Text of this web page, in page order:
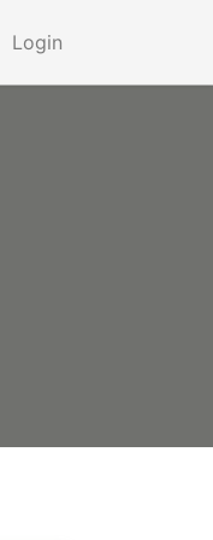
Login